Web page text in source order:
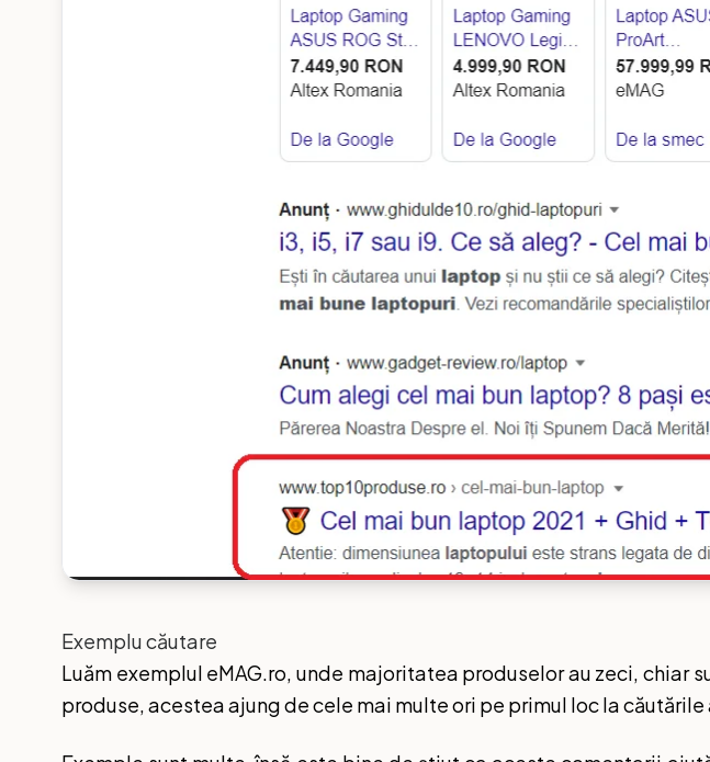
Exemplu căutare
Luăm exemplul eMAG.ro, unde majoritatea produselor au zeci, chiar
produse, acestea ajung de cele mai multe ori pe primul loc la